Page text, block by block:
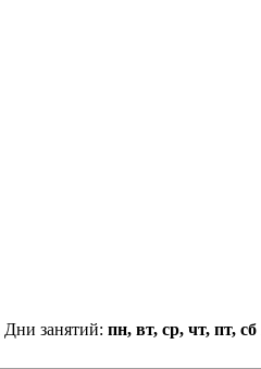
Дни занятий: пн, вт, ср, чт, пт, сб